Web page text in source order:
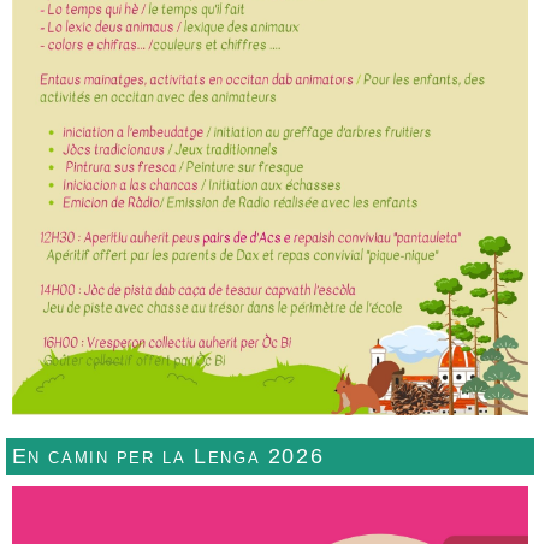
En camin per la Lenga 2026